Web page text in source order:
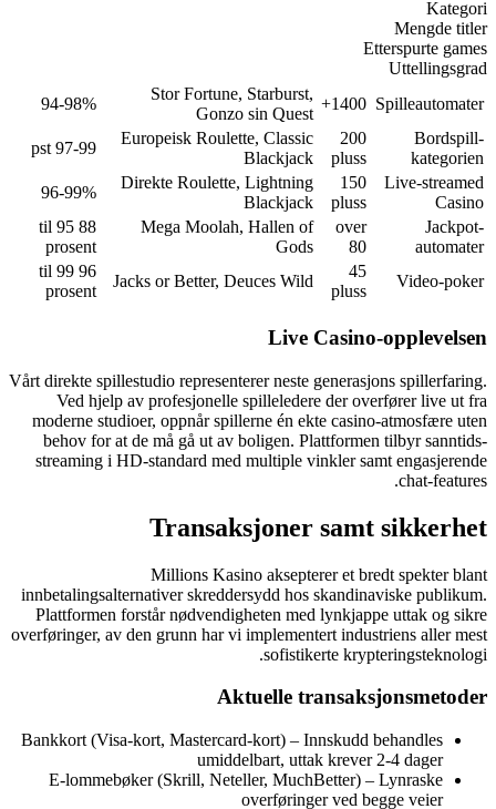
Stor Fortune,
Gonzo sin
94-98%
Europeisk Roulette,
97-99 pst
Direkte Roulette,
96-99%
Mega Moolah,
88 til 95
prosent
Jacks or Better, Deuces
prosent
Vårt direkte spillestudio representerer
Ved hjelp av profesjonelle
moderne studioer, oppnår spillerne
behov for at de må gå ut av
streaming i HD-standard med
Millions Kasino
innbetalingsalternativer skreddersydd
Plattformen forstår
overføringer, av den grunn har vi
Bankkort (Visa-kort, Mastercard-kort)
umiddelbart,
E-lommebøker (Skrill, Neteller,